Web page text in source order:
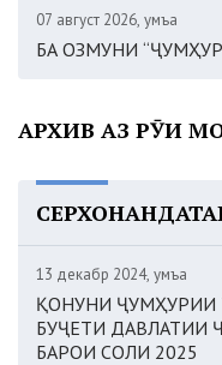
07 август 2026, Ҷумъа
БА ОЗМУНИ
АРХИВ АЗ РӮИ
13 декабр 2024, Ҷумъа
ҚОНУНИ ҶУМҲУРИИ
БУҶЕТИ ДАВЛАТИИ
БАРОИ СОЛИ 2025